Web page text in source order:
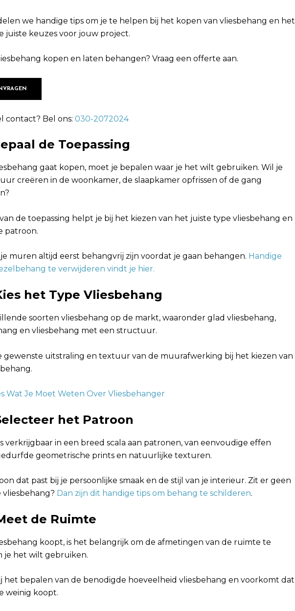
we handige tips om je te helpen bij het kopen van vliesbehang en het
juiste keuzes voor jouw project.
kopen en laten behangen? Vraag een offerte aan.
contact? Bel ons: 030-2072024
de Toepassing
gaat kopen, moet je bepalen waar je het wilt gebruiken. Wil je
creëren in de woonkamer, de slaapkamer opfrissen of de gang
de toepassing helpt je bij het kiezen van het juiste type vliesbehang en
patroon.
muren altijd eerst behangvrij zijn voordat je gaan behangen. Handige
te verwijderen vindt je hier.
het Type Vliesbehang
soorten vliesbehang op de markt, waaronder glad vliesbehang,
en vliesbehang met een structuur.
gewenste uitstraling en textuur van de muurafwerking bij het kiezen van
Wat Je Moet Weten Over Vliesbehanger
het Patroon
verkrijgbaar in een breed scala aan patronen, van eenvoudige effen
geometrische prints en natuurlijke texturen.
dat past bij je persoonlijke smaak en de stijl van je interieur. Zit er geen
Dan zijn dit handige tips om behang te schilderen.
de Ruimte
koopt, is het belangrijk om de afmetingen van de ruimte te
je het wilt gebruiken.
het bepalen van de benodigde hoeveelheid vliesbehang en voorkomt dat
weinig koopt.